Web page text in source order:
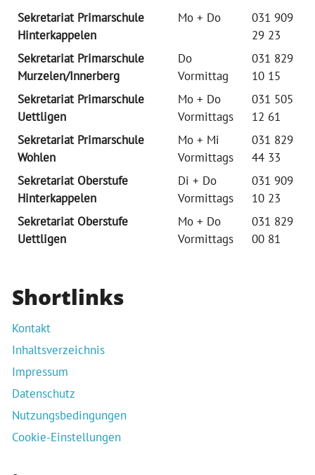
Sekretariat Primarschule
Hinterkappelen
Mo + Do
031 909
29 23
Sekretariat Primarschule
Murzelen/Innerberg
Do
Vormittag
031 829
10 15
Sekretariat Primarschule
Uettligen
Mo + Do
Vormittags
031 505
12 61
Sekretariat Primarschule
Wohlen
Mo + Mi
Vormittags
031 829
44 33
Sekretariat Oberstufe
Hinterkappelen
Di + Do
Vormittags
031 909
10 23
Sekretariat Oberstufe
Uettligen
Mo + Do
Vormittags
031 829
00 81
Shortlinks
Kontakt
Inhaltsverzeichnis
Impressum
Datenschutz
Nutzungsbedingungen
Cookie-Einstellungen